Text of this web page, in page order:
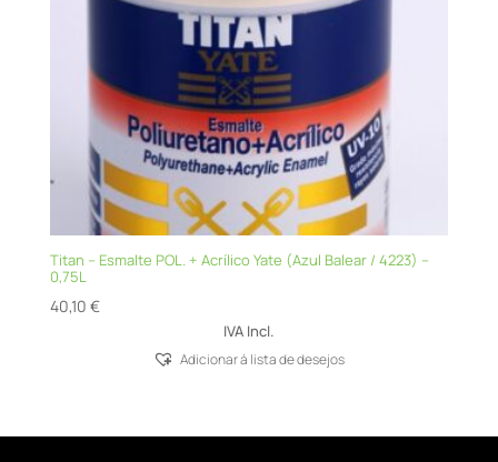
Titan – Esmalte POL. + Acrílico Yate (Azul Balear / 4223) –
0,75L
40,10 €
IVA Incl.
Adicionar á lista de desejos